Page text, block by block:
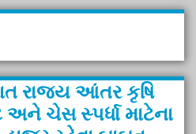
પહેલનું
૨૦૨૦-૨૦૨૫)
રાજ્ય આંતર કૃષિ
અને ચેસ સ્પર્ધા માટેના